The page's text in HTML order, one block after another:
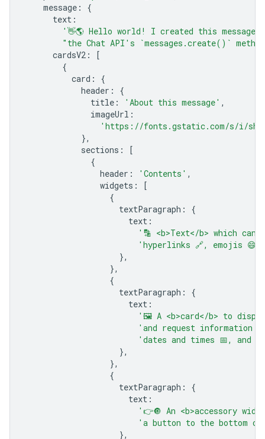
message :
{
text :
'👋🌎 Hello world! I created this
"the Chat API's `messages.create()`
cardsV2 :
[
{
card :
{
header :
{
title : 'About this message' ,
imageUrl :
'https://fonts.gstatic.com/s/i/
},
sections :
[
{
header : 'Contents' ,
widgets :
[
{
textParagraph :
{
text :
'🔡 <b>Text</b> which
'hyperlinks 🔗, emojis
},
},
{
textParagraph :
{
text :
'🖼️ A <b>card</b> to
'and request information
'dates and times 📅, and
},
},
{
textParagraph :
{
text :
'👉🔘 An <b>accessory
'a button to the bottom of
},